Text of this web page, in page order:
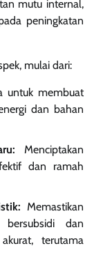
mutu internal,
peningkatan
mulai dari:
untuk membuat
dan bahan
Menciptakan
dan ramah
Memastikan
dan
terutama